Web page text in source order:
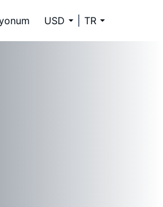
USD TR